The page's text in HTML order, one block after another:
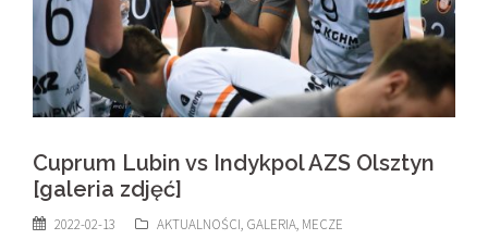
Cuprum Lubin vs Indykpol AZS Olsztyn
[galeria zdjęć]
2022-02-13 AKTUALNOŚCI, GALERIA, MECZE